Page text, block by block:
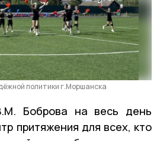
политики г.Моршанска
Боброва на весь день
притяжения для всех, кто